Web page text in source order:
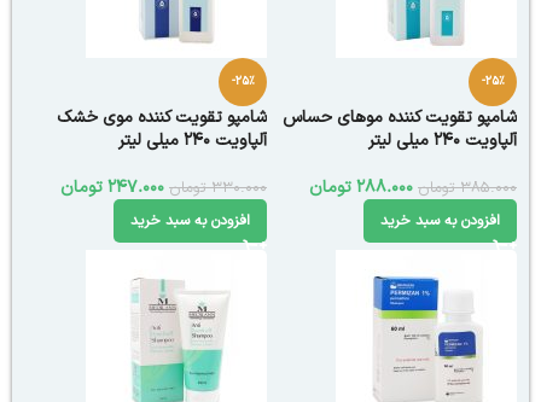
-25%
شامپو تقویت کننده موهای حساس
آلپاویت 240 میلی لیتر
385.000 تومان 288.000تومان
افزودن به سبد خرید
-25%
شامپو تقویت کننده موی خشک
آلپاویت 240 میلی لیتر
330.000 تومان 247.000تومان
افزودن به سبد خرید